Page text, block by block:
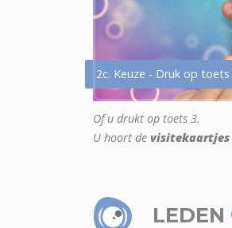
2c. Keuze - Druk op toets
Of u drukt op toets 3.
U hoort de visitekaartjes
LEDEN